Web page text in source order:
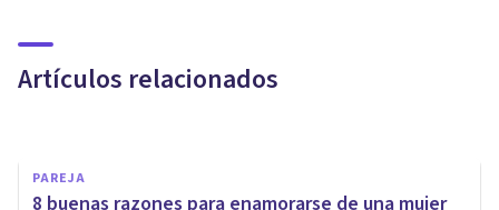
Artículos relacionados
miembros de la pareja mejora
la vida sexual
PAREJA
8 buenas razones para enamorarse de una mujer